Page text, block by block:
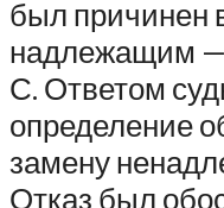
был причинен
надлежащим —
С. Ответом
определение
замену
Отказ был